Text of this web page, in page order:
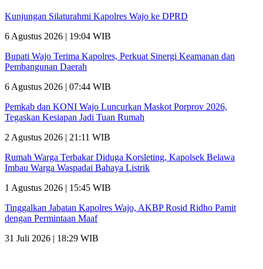
Kunjungan Silaturahmi Kapolres Wajo ke DPRD
6 Agustus 2026 | 19:04 WIB
Bupati Wajo Terima Kapolres, Perkuat Sinergi Keamanan dan
Pembangunan Daerah
6 Agustus 2026 | 07:44 WIB
Pemkab dan KONI Wajo Luncurkan Maskot Porprov 2026,
Tegaskan Kesiapan Jadi Tuan Rumah
2 Agustus 2026 | 21:11 WIB
Rumah Warga Terbakar Diduga Korsleting, Kapolsek Belawa
Imbau Warga Waspadai Bahaya Listrik
1 Agustus 2026 | 15:45 WIB
Tinggalkan Jabatan Kapolres Wajo, AKBP Rosid Ridho Pamit
dengan Permintaan Maaf
31 Juli 2026 | 18:29 WIB